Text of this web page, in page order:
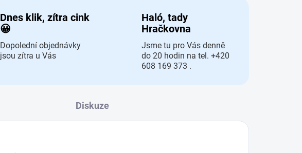
Dnes klik, zítra cink
😀
Dopolední objednávky
jsou zítra u Vás
Haló, tady
Hračkovna
Jsme tu pro Vás denně
do 20 hodin na tel. +420
608 169 373 .
Diskuze